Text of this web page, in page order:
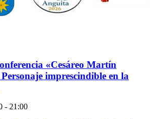
«Cesáreo Martín
imprescindible en la
- 21:00